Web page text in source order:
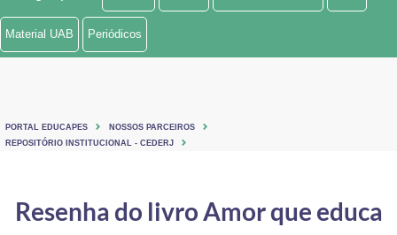
Ministério de Minas e Energia
Ministério do Turismo
Controladoria-Geral da União
Material UAB Periódicos
PORTAL EDUCAPES
NOSSOS PARCEIROS
REPOSITÓRIO INSTITUCIONAL - CEDERJ
Resenha do livro Amor que educa